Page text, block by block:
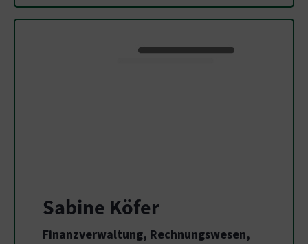
Sabine Köfer
Finanzverwaltung, Rechnungswesen,